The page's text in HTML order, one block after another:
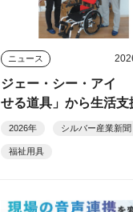
ニュース
ジェー・シー・アイ
せる道具」から生活支
2026年 シルバー産業新聞
福祉用具